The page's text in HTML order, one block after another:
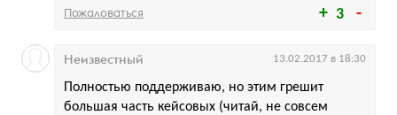
3
Пожаловаться
Полностью поддерживаю, но этим грешит
большая часть кейсовых (читай, не совсем
Неизвестный 13.02.2017 в 18:30